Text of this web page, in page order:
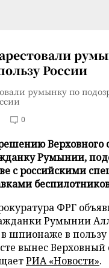
России
румынку по
0
Верховного
Румынии,
с российскими
ФРГ
Румынии
шпионаже в пользу
вынес Верховный
РИА «Новости».